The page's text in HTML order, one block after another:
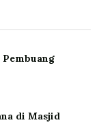
di Masjid